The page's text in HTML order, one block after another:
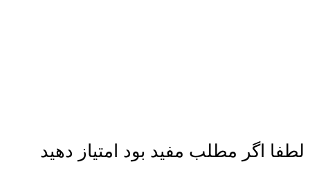
لطفا اگر مطلب مفید بود امتیاز دهید